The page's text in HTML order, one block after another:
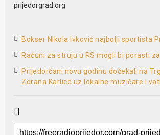
prijedorgrad.org
Bokser Nikola Ivković najbolji sportista
Računi za struju u RS mogli bi porasti
Prijedorčani novu godinu dočekali na
Zorana Karlice uz lokalne muzičare i